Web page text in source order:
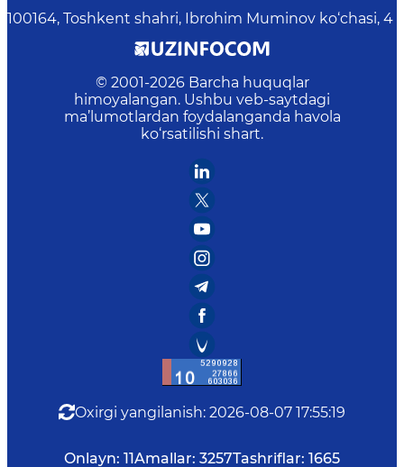
100164, Toshkent shahri, Ibrohim Muminov ko‘chasi, 4
© 2001-2026 Barcha huquqlar
himoyalangan. Ushbu veb-saytdagi
ma’lumotlardan foydalanganda havola
ko‘rsatilishi shart.
Oxirgi yangilanish: 2026-08-07 17:55:19
Onlayn: 11Amallar: 3257Tashriflar: 1665